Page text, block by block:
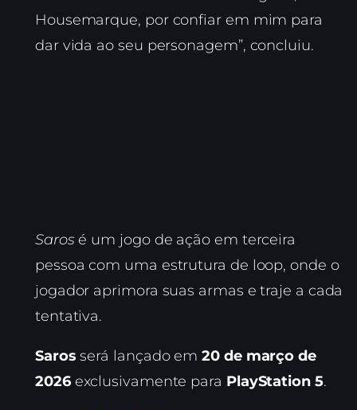
Housemarque, por confiar em mim para
dar vida ao seu personagem”, concluiu.
Saros é um jogo de ação em terceira
pessoa com uma estrutura de loop, onde o
jogador aprimora suas armas e traje a cada
tentativa.
Saros será lançado em20 de março de
2026exclusivamente para PlayStation 5.